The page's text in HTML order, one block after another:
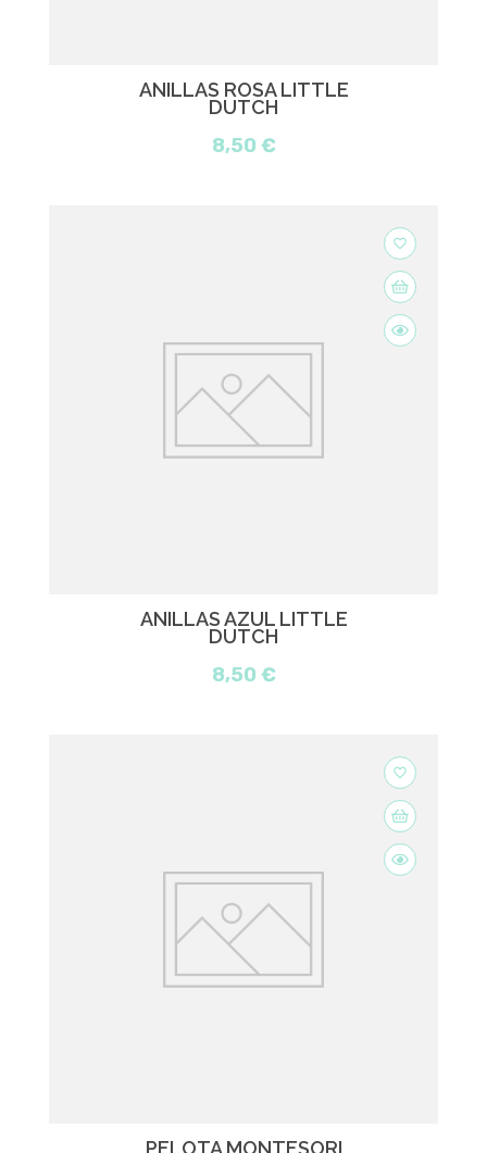
ANILLAS ROSA LITTLE
DUTCH
8,50 €
favorite_border
ANILLAS AZUL LITTLE
DUTCH
8,50 €
favorite_border
PELOTA MONTESORI